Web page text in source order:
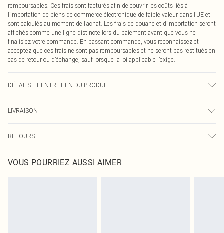
remboursables. Ces frais sont facturés afin de couvrir les coûts liés à
l’importation de biens de commerce électronique de faible valeur dans l’UE et
sont calculés au moment de l’achat. Les frais de douane et d’importation seront
affichés comme une ligne distincte lors du paiement avant que vous ne
finalisiez votre commande. En passant commande, vous reconnaissez et
acceptez que ces frais ne sont pas remboursables et ne seront pas restitués en
cas de retour ou d’échange, sauf lorsque la loi applicable l’exige.
DÉTAILS ET ENTRETIEN DU PRODUIT
la couleur peut déteindre.
LIVRAISON
Livraison express France
Jusqu'à 2-3 jours ouvrables
RETOURS
pour nous retourner un article.
VOUS POURRIEZ AUSSI AIMER